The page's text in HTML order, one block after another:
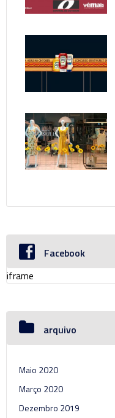
Facebook
iframe
arquivo
Maio 2020
Março 2020
Dezembro 2019